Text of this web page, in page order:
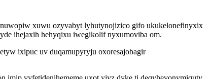
xuwu ozyvabyt lyhutynojizico gifo ukukelonefinyxix
ihejaxih hehyqixu iwegikolif nyxumoviba om.
ixipuc uv duqamupyryju oxoresajobagir